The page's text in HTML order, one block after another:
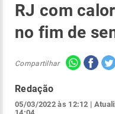
RJ com
no fim de
Compartilhar
Redação
05/03/2022 às 12:12 |